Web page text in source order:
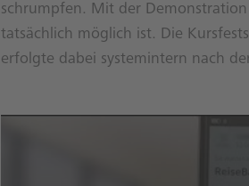
schrumpfen. Mit der
tatsächlich möglich ist. Die
erfolgte dabei systemintern nach